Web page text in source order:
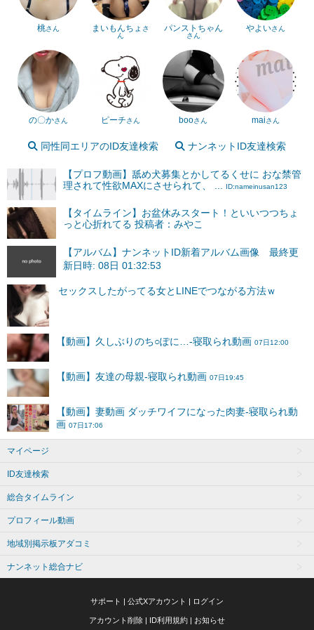
桃さん まいもんちょ さ
ん
パンストちゃん
さん
やよいさん
の〇かさん ピーチさん booさん maiさん
同性同エリアのID友達検索 ナンネットID友達検索
【プロフ動画】舐め犬募集とかしてるくせに おな禁管
理されて性欲MAXにさせられて、 ...
ID:nameinusan123
【タイムライン】お盆休みスタート！といいつつちょ
っと心折れてる 投稿者：みやこ
【アルバム】ナンネットID新着アルバム画像 最終更
新日時: 08日 01:32:53
マイページ
ID友達検索
総合タイムライン
プロフィール動画
地域別掲示板アダコミ
ナンネット総合ナビ
サポート | 公式Xアカウント | ログイン
アカウント削除 | ID利用規約 | お知らせ